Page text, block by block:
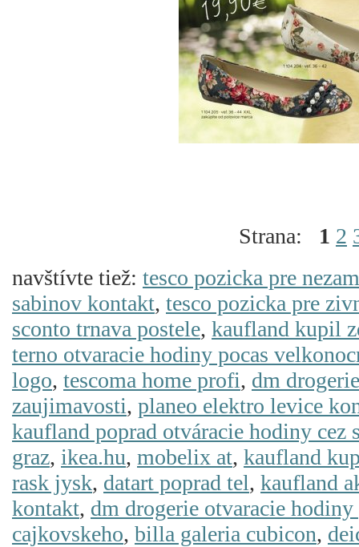
Strana: 1 2
navštívte tiež: tesco pozicka pre
sabinov kontakt, tesco pozicka pre
sconto trnava postele, kaufland kupil
terno otvaracie hodiny pocas
logo, tescoma home profi, dm
zaujimavosti, planeo elektro levice
kaufland poprad otváracie hodiny cez
graz, ikea.hu, mobelix at, kaufland
rask jysk, datart poprad tel, kaufland
kontakt, dm drogerie otvaracie hodiny
cajkovskeho, billa galeria cubicon,